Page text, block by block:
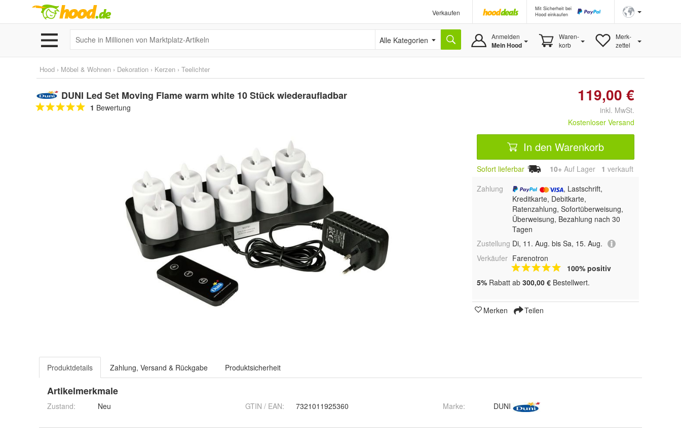
Verkaufen
Mit Sicherheit bei
Hood einkaufen
Alle Kategorien Anmelden
Mein Hood
Waren-
korb
Merk-
zettel
Hood › Möbel & Wohnen › Dekoration › Kerzen › Teelichter
DUNI Led Set Moving Flame warm white 10 Stück wiederaufladbar
1 Bewertung
119,00 €
inkl. MwSt.
Kostenloser Versand
In den Warenkorb
Sofort lieferbar 10+ Auf Lager 1 verkauft
Zahlung
, Lastschrift,
Kreditkarte, Debitkarte,
Ratenzahlung, Sofortüberweisung,
Überweisung, Bezahlung nach 30
Tagen
Zustellung Di, 11. Aug. bis Sa, 15. Aug.
Verkäufer Farenotron
100% positiv
5% Rabatt ab 300,00 € Bestellwert.
Merken Teilen
Produktdetails Zahlung, Versand & Rückgabe Produktsicherheit
Artikelmerkmale
Zustand: Neu GTIN / EAN: 7321011925360 Marke: DUNI